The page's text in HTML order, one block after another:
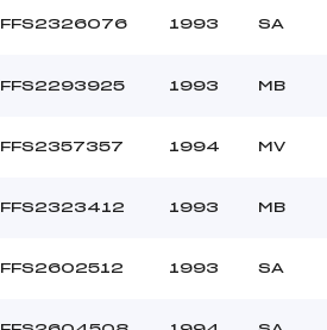
FFS2326076 1993 SA
FFS2293925 1993 MB
FFS2357357 1994 MV
FFS2323412 1993 MB
FFS2602512 1993 SA